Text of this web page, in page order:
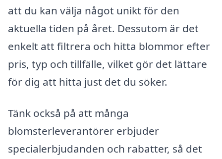
att du kan välja något unikt för den
aktuella tiden på året. Dessutom är det
enkelt att filtrera och hitta blommor efter
pris, typ och tillfälle, vilket gör det lättare
för dig att hitta just det du söker.
Tänk också på att många
blomsterleverantörer erbjuder
specialerbjudanden och rabatter, så det